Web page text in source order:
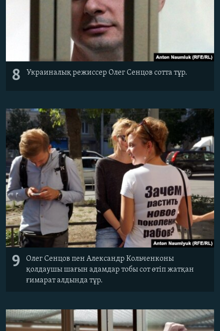
8 Украиналық режиссер Олег Сенцов сотта тұр.
9
Олег Сенцов пен Александр Кольченконы
қолдаушы шағын адамдар тобы сот өтіп жатқан
ғимарат алдында тұр.